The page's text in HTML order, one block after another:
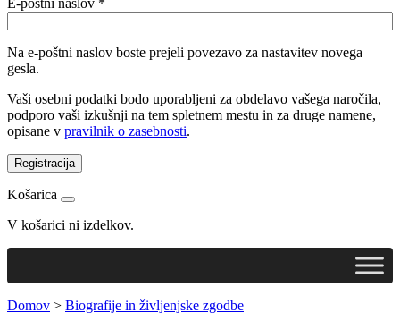
E-poštni naslov *
Na e-poštni naslov boste prejeli povezavo za nastavitev novega
gesla.
Vaši osebni podatki bodo uporabljeni za obdelavo vašega naročila,
podporo vaši izkušnji na tem spletnem mestu in za druge namene,
opisane v pravilnik o zasebnosti.
Registracija
Košarica
V košarici ni izdelkov.
Domov > Biografije in življenjske zgodbe